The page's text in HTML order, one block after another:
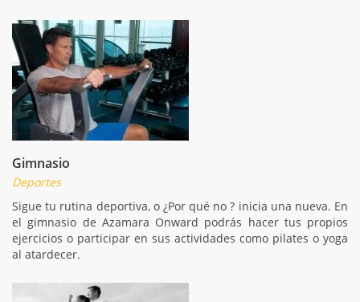
Gimnasio
Deportes
Sigue tu rutina deportiva, o ¿Por qué no ? inicia una nueva. En
el gimnasio de Azamara Onward podrás hacer tus propios
ejercicios o participar en sus actividades como pilates o yoga
al atardecer.